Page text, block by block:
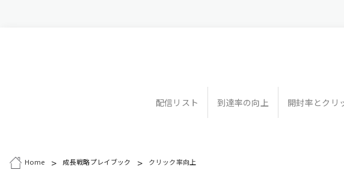
配信リスト 到達率の向上 開封率とクリ
Home > 成長戦略プレイブック > クリック率向上